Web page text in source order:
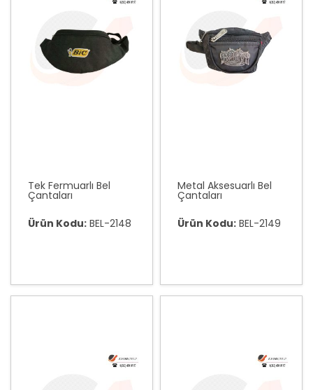
Tek Fermuarlı Bel
Çantaları
Ürün Kodu: BEL-2148
Metal Aksesuarlı Bel
Çantaları
Ürün Kodu: BEL-2149